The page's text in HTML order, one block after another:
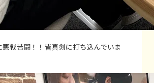
戦苦闘！！皆真剣に打ち込んでいま